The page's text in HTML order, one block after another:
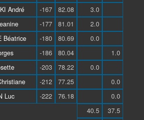
André -167 82.08
3.0
-177 81.01
2.0
Béatrice -180 80.69
0.0
-186 80.04
1.0
-203 78.22
0.0
-212 77.25
0.0
Luc -222 76.18
0.0
40.5
37.5